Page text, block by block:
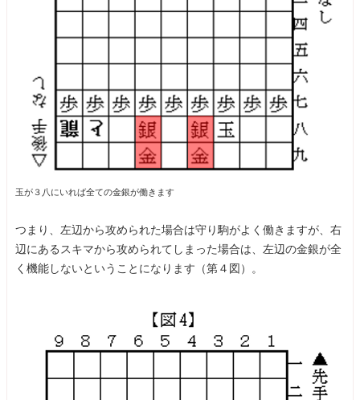
玉が３八にいれば全ての金銀が働きます
つまり、左辺から攻められた場合は守り駒がよく働きますが、右
辺にあるスキマから攻められてしまった場合は、左辺の金銀が全
く機能しないということになります（第４図）。